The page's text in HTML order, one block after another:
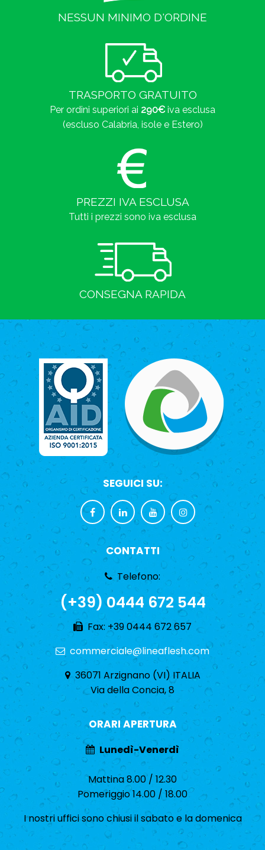
NESSUN MINIMO D'ORDINE
TRASPORTO GRATUITO
Per ordini superiori ai 290€iva esclusa
(escluso Calabria, isole e Estero)
PREZZI IVA ESCLUSA
Tutti i prezzi sono iva esclusa
CONSEGNA RAPIDA
SEGUICI SU:
CONTATTI
Telefono:
(+39) 0444 672 544
Fax: +39 0444 672 657
commerciale@lineaflesh.com
36071 Arzignano (VI) ITALIA
Via della Concia, 8
ORARI APERTURA
Lunedì-Venerdì
Mattina 8.00 / 12.30
Pomeriggio 14.00 / 18.00
I nostri uffici sono chiusi il sabato e la domenica